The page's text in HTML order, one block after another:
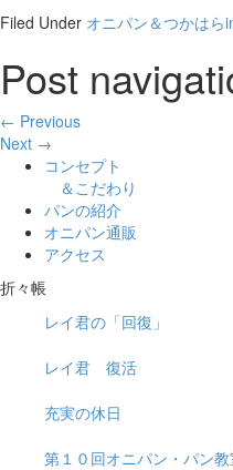
Filed Under オニパン＆つかはら
Post
← Previous
Next →
コンセプト
＆こだわり
パンの紹介
オニパン通販
アクセス
折々帳
レイ君の「回復」
レイ君 復活
充実の休日
第１０回オニパン・パン教